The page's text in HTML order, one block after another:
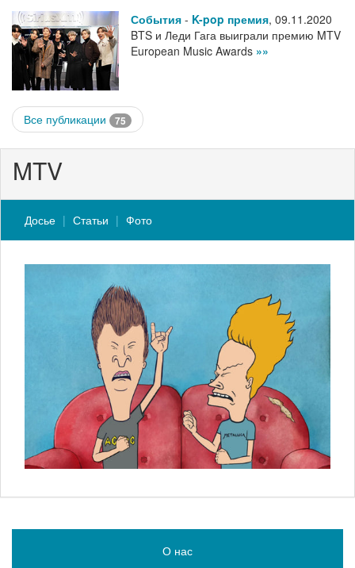
События - K-pop премия, 09.11.2020
BTS и Леди Гага выиграли премию MTV
European Music Awards »»
Все публикации 75
MTV
Досье Статьи Фото
О нас